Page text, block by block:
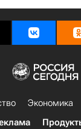
Экономика